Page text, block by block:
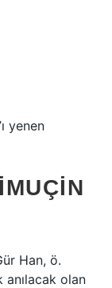
yenen
Han, ö.
olan